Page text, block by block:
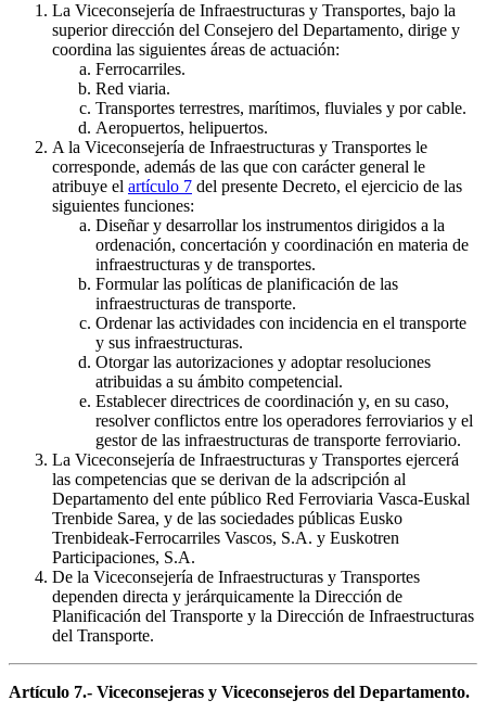
La Viceconsejería de Infraestructuras y Transportes, bajo la
superior dirección del Consejero del Departamento, dirige y
coordina las siguientes áreas de actuación:
Ferrocarriles.
Red viaria.
Transportes terrestres, marítimos, fluviales y por cable.
Aeropuertos, helipuertos.
A la Viceconsejería de Infraestructuras y Transportes le
corresponde, además de las que con carácter general le
atribuye el artículo 7 del presente Decreto, el ejercicio de las
siguientes funciones:
Diseñar y desarrollar los instrumentos dirigidos a la
ordenación, concertación y coordinación en materia de
infraestructuras y de transportes.
Formular las políticas de planificación de las
infraestructuras de transporte.
Ordenar las actividades con incidencia en el transporte
y sus infraestructuras.
Otorgar las autorizaciones y adoptar resoluciones
atribuidas a su ámbito competencial.
Establecer directrices de coordinación y, en su caso,
resolver conflictos entre los operadores ferroviarios y el
gestor de las infraestructuras de transporte ferroviario.
La Viceconsejería de Infraestructuras y Transportes ejercerá
las competencias que se derivan de la adscripción al
Departamento del ente público Red Ferroviaria Vasca-Euskal
Trenbide Sarea, y de las sociedades públicas Eusko
Trenbideak-Ferrocarriles Vascos, S.A. y Euskotren
Participaciones, S.A.
De la Viceconsejería de Infraestructuras y Transportes
dependen directa y jerárquicamente la Dirección de
Planificación del Transporte y la Dirección de Infraestructuras
del Transporte.
Artículo 7.- Viceconsejeras y Viceconsejeros del Departamento.